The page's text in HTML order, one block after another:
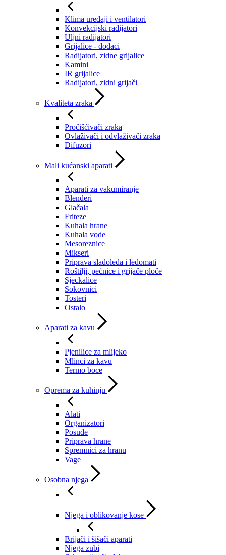
Klima uređaji i ventilatori
Konvekcijski radijatori
Uljni radijatori
Grijalice - dodaci
Radijatori, zidne grijalice
Kamini
IR grijalice
Radijatori, zidni grijači
Kvaliteta zraka
Pročišćivači zraka
Ovlaživači i odvlaživači zraka
Difuzori
Mali kućanski aparati
Aparati za vakumiranje
Blenderi
Glačala
Friteze
Kuhala hrane
Kuhala vode
Mesoreznice
Mikseri
Priprava sladoleda i ledomati
Roštilji, pećnice i grijače ploče
Sjeckalice
Sokovnici
Tosteri
Ostalo
Aparati za kavu
Pjenilice za mlijeko
Mlinci za kavu
Termo boce
Oprema za kuhinju
Alati
Organizatori
Posude
Priprava hrane
Spremnici za hranu
Vage
Osobna njega
Njega i oblikovanje kose
Brijači i šišači aparati
Njega zubi